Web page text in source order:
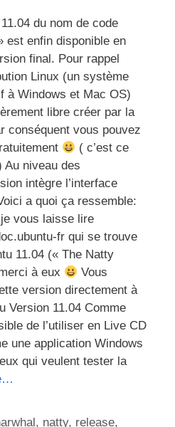
du nom de code
est enfin disponible en
final. Pour rappel
Linux (un système
à Windows et Mac OS)
libre créer par la
conséquent vous pouvez
( c’est ce
Au niveau des
intègre l’interface
a quoi ça ressemble:
vous laisse lire
fr qui se trouve
11.04 (« The Natty
à eux
Vous
version directement à
Version 11.04 Comme
de l’utiliser en Live CD
une application Windows
qui veulent tester la
, natty, release,